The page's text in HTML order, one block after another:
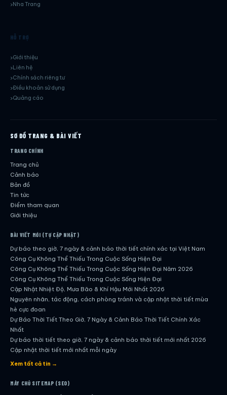
Nha Trang
HỖ TRỢ
Giới thiệu
Liên hệ
Chính sách riêng tư
Điều khoản sử dụng
Quảng cáo
SƠ ĐỒ TRANG & BÀI VIẾT
TRANG CHÍNH
Trang chủ
Cảnh báo
Bản đồ
Tin tức
Điểm tham quan
Giới thiệu
BÀI VIẾT MỚI (TỰ CẬP NHẬT)
Dự báo theo giờ, 7 ngày & cảnh báo thời tiết chính xác tại Việt Nam
Công Cụ Không Thể Thiếu Trong Cuộc Sống Hiện Đại
Công Cụ Không Thể Thiếu Trong Cuộc Sống Hiện Đại Năm 2026
Công Cụ Không Thể Thiếu Trong Cuộc Sống Hiện Đại
Cập Nhật Nhiệt Độ, Mưa Bão & Khí Hậu Mới Nhất 2026
Nguyên nhân, tác động, cách phòng tránh và cập nhật thời tiết mùa
hè cực đoan
Dự Báo Thời Tiết Theo Giờ, 7 Ngày & Cảnh Báo Thời Tiết Chính Xác
Nhất
Dự báo thời tiết theo giờ, 7 ngày & cảnh báo thời tiết mới nhất 2026
Cập nhật thời tiết mới nhất mỗi ngày
Hướng dẫn đầy đủ về dự báo thời tiết hiện đại
Dự Báo Thời Tiết Theo Giờ, 7 Ngày & Cảnh Báo Thời Tiết Chính Xác
Xem tất cả tin →
MÁY CHỦ SITEMAP (SEO)